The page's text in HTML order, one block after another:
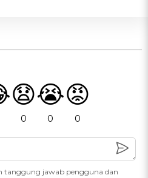
😧
0
😭
0
😡
0
tanggung jawab pengguna dan